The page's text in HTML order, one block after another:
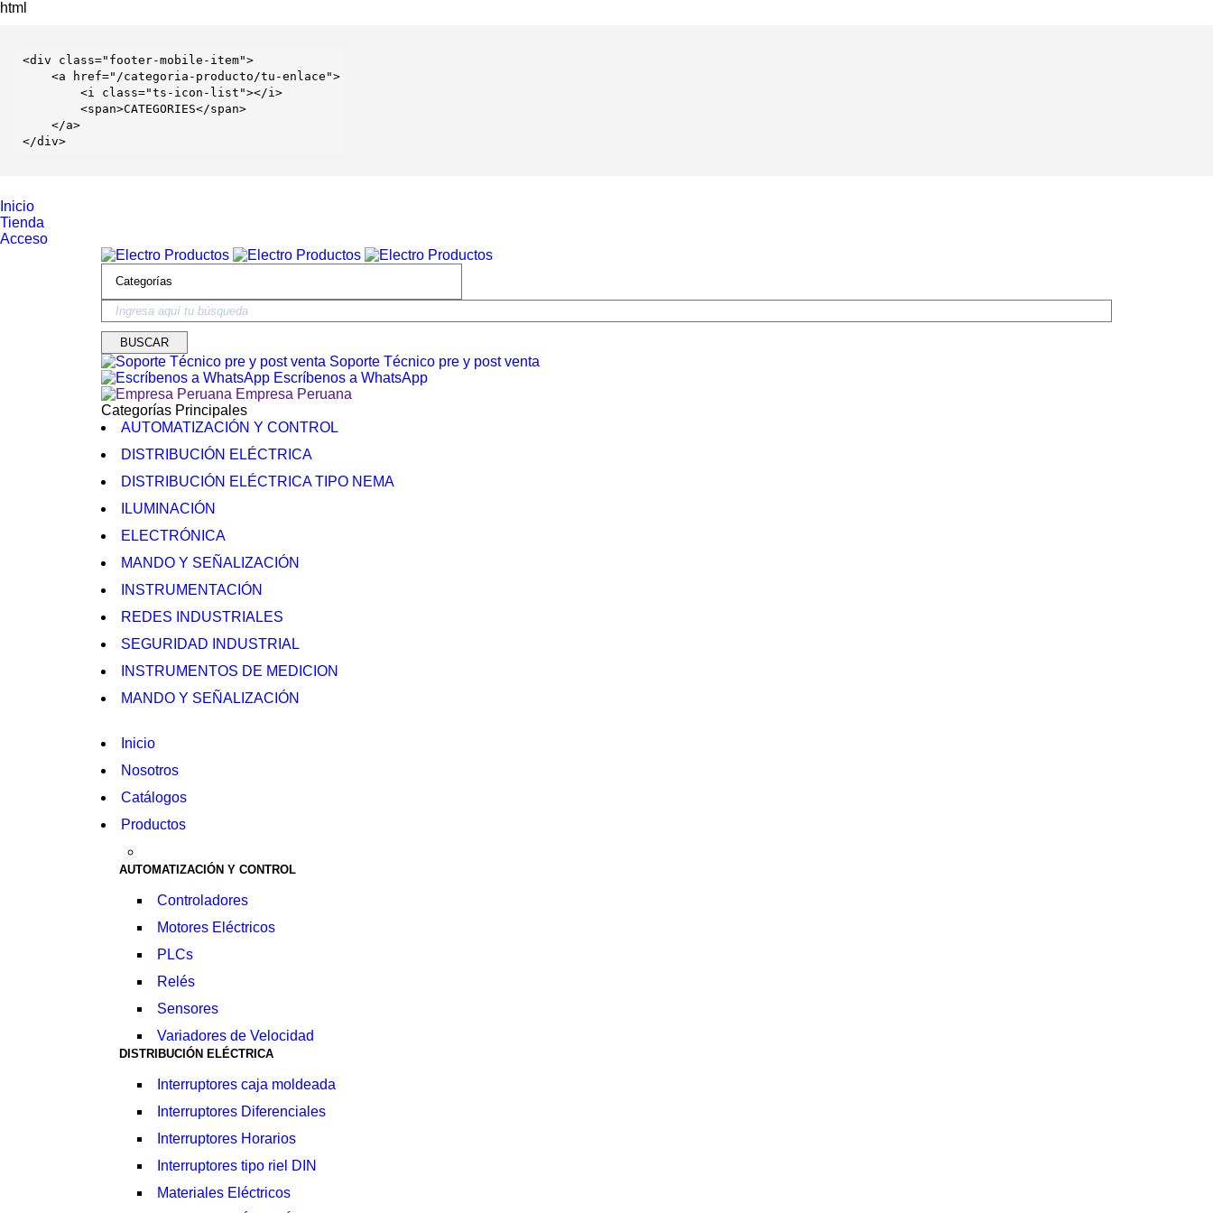
html
<div class="footer-mobile-item">
    <
a href="/categoria-producto/tu-enlace">
        <
i class="ts-icon-list"></i>
        <
span>CATEGORIES</span>
    </
a>
</div>
Inicio
Tienda
Acceso
Soporte Técnico pre y post venta
Escríbenos a WhatsApp
Empresa Peruana
Categorías Principales
AUTOMATIZACIÓN Y CONTROL
DISTRIBUCIÓN ELÉCTRICA
DISTRIBUCIÓN ELÉCTRICA TIPO NEMA
ILUMINACIÓN
ELECTRÓNICA
MANDO Y SEÑALIZACIÓN
INSTRUMENTACIÓN
REDES INDUSTRIALES
SEGURIDAD INDUSTRIAL
INSTRUMENTOS DE MEDICION
MANDO Y SEÑALIZACIÓN
Inicio
Nosotros
Catálogos
Productos
AUTOMATIZACIÓN Y CONTROL
Controladores
Motores Eléctricos
PLCs
Relés
Sensores
Variadores de Velocidad
DISTRIBUCIÓN ELÉCTRICA
Interruptores caja moldeada
Interruptores Diferenciales
Interruptores Horarios
Interruptores tipo riel DIN
Materiales Eléctricos